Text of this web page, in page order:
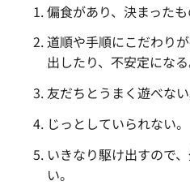
偏食があり、決まった
道順や手順にこだわり
出したり、不安定になる
友だちとうまく遊べない
じっとしていられない。
いきなり駆け出すので
い。